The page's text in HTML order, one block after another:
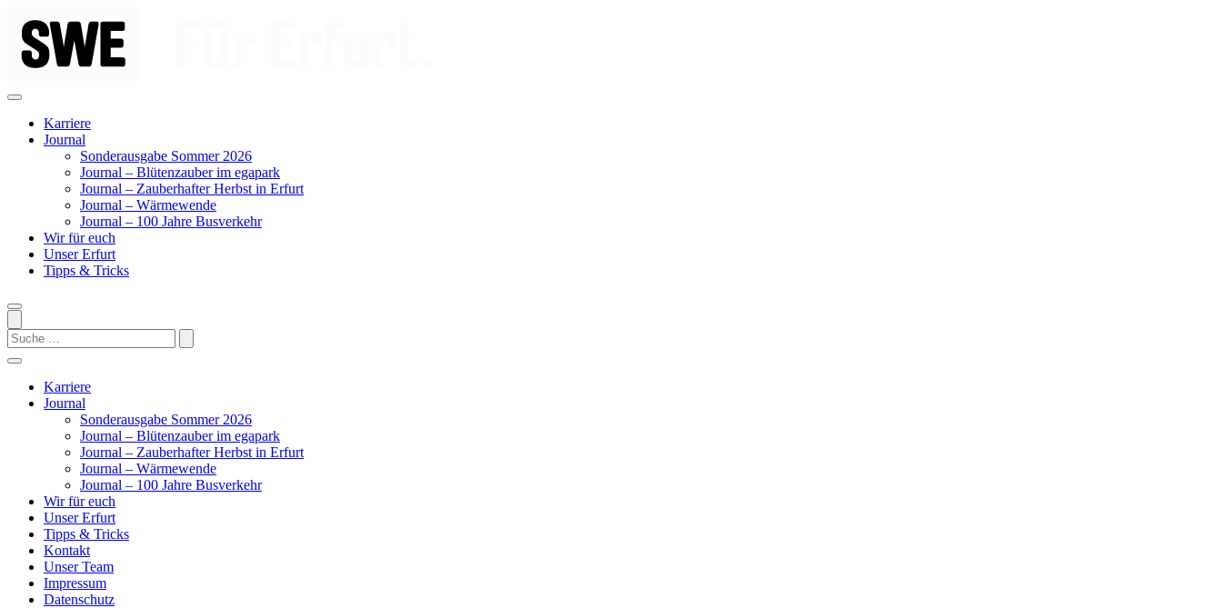
Inhalt
springen
Karriere
Journal
Sonderausgabe Sommer 2026
Journal – Blütenzauber im egapark
Journal – Zauberhafter Herbst in Erfurt
Journal – Wärmewende
Journal – 100 Jahre Busverkehr
Wir für euch
Unser Erfurt
Tipps & Tricks
Search
Karriere
Journal
Sonderausgabe Sommer 2026
Journal – Blütenzauber im egapark
Journal – Zauberhafter Herbst in Erfurt
Journal – Wärmewende
Journal – 100 Jahre Busverkehr
Wir für euch
Unser Erfurt
Tipps & Tricks
Kontakt
Unser Team
Impressum
Datenschutz